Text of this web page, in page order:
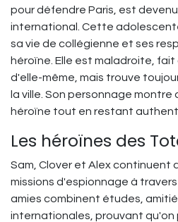
pour défendre Paris, est
international. Cette
sa vie de collégienne et ses
héroïne. Elle est maladroite,
d'elle-même, mais trouve
la ville. Son personnage
héroïne tout en restant
Les héroïnes des
Sam, Clover et Alex continuent
missions d'espionnage à
amies combinent études,
internationales, prouvant